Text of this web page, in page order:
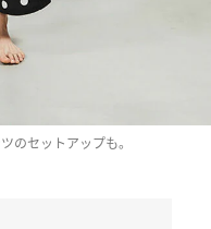
のセットアップも。